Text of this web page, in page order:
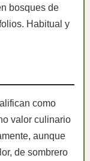
bosques de
Habitual y
como
valor culinario
aunque
de sombrero